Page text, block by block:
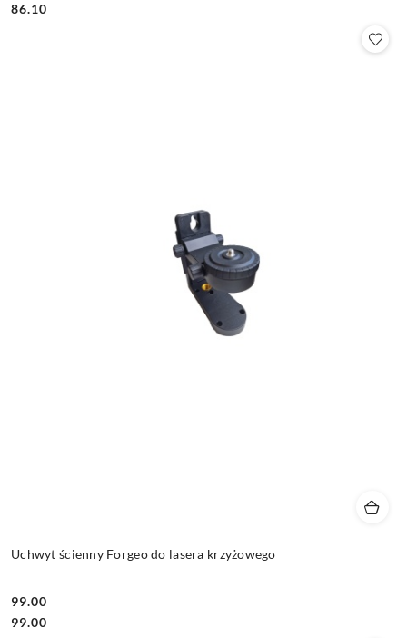
Cena:
86.10
Uchwyt ścienny Forgeo do lasera krzyżowego
Cena:
99.00
Cena:
99.00